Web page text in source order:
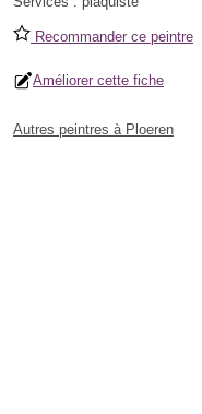
Recommander ce peintre
Améliorer cette fiche
Autres peintres à Ploeren